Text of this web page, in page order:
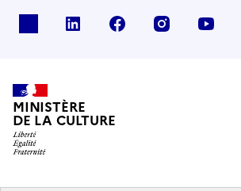
linkedin facebook instagram
MINISTÈRE
DE LA CULTURE